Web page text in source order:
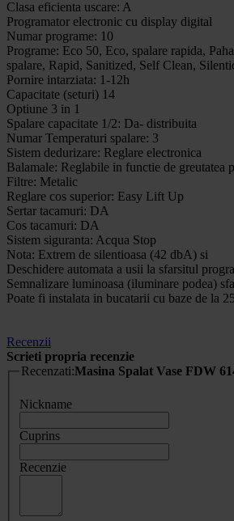
Clasa eficienta uscare: A
Programator electronic cu display digital
Numar programe: 10
Programe: Eco 50, Eco, spalare rapida,
spalare, Rapid, Sanitized, Self Clean,
Pornire intarziata: 1-12h
Capacitate (seturi) 14
Optiune 3 in 1
Spalare capacitate 1/2: Da- distribuita
Numar Temperaturi spalare: 3
Sistem dedurizare: Reglare electronica
Balamale: Reglabile in functie de greutatea
Filtre: Metalic
Reglare cos superior: Easy Lift Up
Sertar tacamuri: DA
Cos tacamuri: DA
Sistem siguranta: Acqua Stop
Nota: Extrem de silentioasa (42 dbA) si
Deschidere automata a usii la sfarsitul
Semnalizare luminoasa (iluminare podea)
Poate fi instalata in bucatarii cu baze de la
Recenzii
Scrieti propria recenzie
Recenzati:Masina Spalat Vase FDW
Nickname
Cuprins
Recenzie